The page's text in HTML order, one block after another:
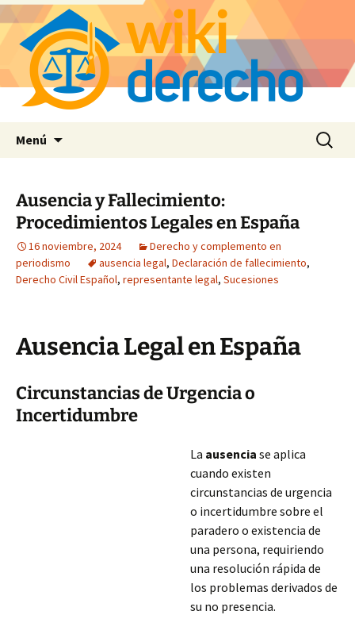
Menú Buscar:
Ausencia y Fallecimiento:
Procedimientos Legales en España
16 noviembre, 2024
Derecho y complemento en
periodismo
ausencia legal, Declaración de fallecimiento,
Derecho Civil Español, representante legal, Sucesiones
Ausencia Legal en España
Circunstancias de Urgencia o
Incertidumbre
La ausencia se aplica
cuando existen
circunstancias de urgencia
o incertidumbre sobre el
paradero o existencia de
una persona, requiriendo
una resolución rápida de
los problemas derivados de
su no presencia.